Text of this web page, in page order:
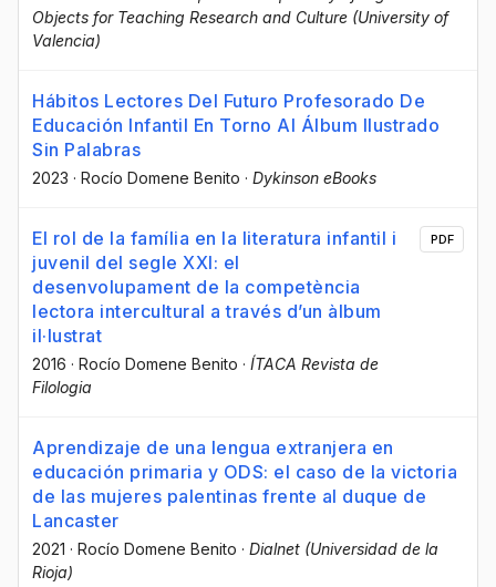
Objects for Teaching Research and Culture (University of
Valencia)
Hábitos Lectores Del Futuro Profesorado De
Educación Infantil En Torno Al Álbum Ilustrado
Sin Palabras
2023 · Rocío Domene Benito · Dykinson eBooks
El rol de la família en la literatura infantil i
juvenil del segle XXI: el
desenvolupament de la competència
lectora intercultural a través d’un àlbum
il·lustrat
2016 · Rocío Domene Benito · ÍTACA Revista de
Filologia
PDF
Aprendizaje de una lengua extranjera en
educación primaria y ODS: el caso de la victoria
de las mujeres palentinas frente al duque de
Lancaster
2021 · Rocío Domene Benito · Dialnet (Universidad de la
Rioja)